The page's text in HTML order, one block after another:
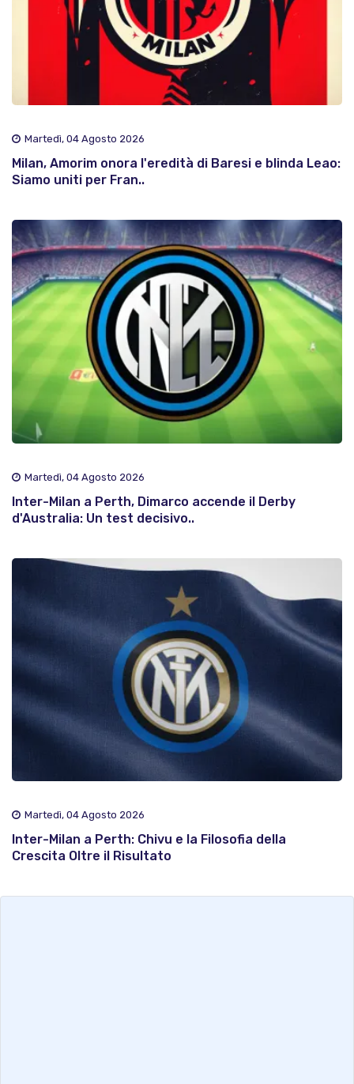
Martedì, 04 Agosto 2026
Milan, Amorim onora l'eredità di Baresi e blinda Leao:
Siamo uniti per Fran..
Martedì, 04 Agosto 2026
Inter-Milan a Perth, Dimarco accende il Derby
d'Australia: Un test decisivo..
Martedì, 04 Agosto 2026
Inter-Milan a Perth: Chivu e la Filosofia della
Crescita Oltre il Risultato